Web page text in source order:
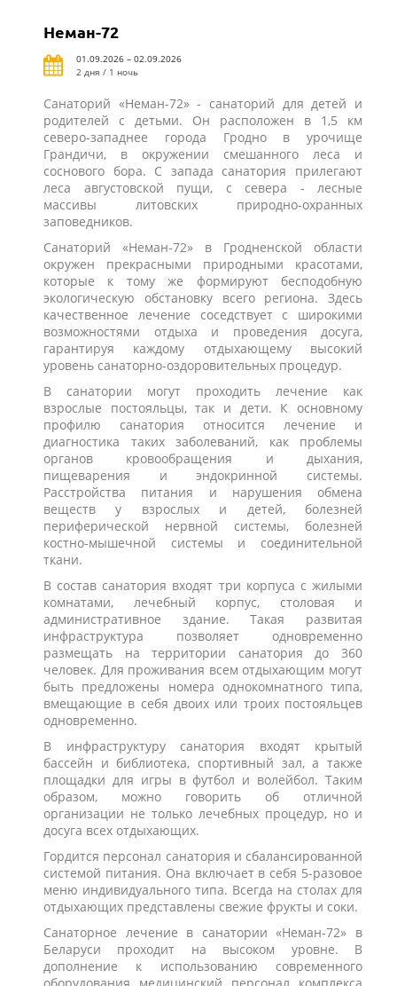
Неман-72
01.09.2026 – 02.09.2026
2 дня / 1 ночь
Санаторий «Неман-72» - санаторий для детей и
родителей с детьми. Он расположен в 1,5 км
северо-западнее города Гродно в урочище
Грандичи, в окружении смешанного леса и
соснового бора. С запада санатория прилегают
леса августовской пущи, с севера - лесные
массивы литовских природно-охранных
заповедников.
Санаторий «Неман-72» в Гродненской области
окружен прекрасными природными красотами,
которые к тому же формируют бесподобную
экологическую обстановку всего региона. Здесь
качественное лечение соседствует с широкими
возможностями отдыха и проведения досуга,
гарантируя каждому отдыхающему высокий
уровень санаторно-оздоровительных процедур.
В санатории могут проходить лечение как
взрослые постояльцы, так и дети. К основному
профилю санатория относится лечение и
диагностика таких заболеваний, как проблемы
органов кровообращения и дыхания,
пищеварения и эндокринной системы.
Расстройства питания и нарушения обмена
веществ у взрослых и детей, болезней
периферической нервной системы, болезней
костно-мышечной системы и соединительной
ткани.
В состав санатория входят три корпуса с жилыми
комнатами, лечебный корпус, столовая и
административное здание. Такая развитая
инфраструктура позволяет одновременно
размещать на территории санатория до 360
человек. Для проживания всем отдыхающим могут
быть предложены номера однокомнатного типа,
вмещающие в себя двоих или троих постояльцев
одновременно.
В инфраструктуру санатория входят крытый
бассейн и библиотека, спортивный зал, а также
площадки для игры в футбол и волейбол. Таким
образом, можно говорить об отличной
организации не только лечебных процедур, но и
досуга всех отдыхающих.
Гордится персонал санатория и сбалансированной
системой питания. Она включает в себя 5-разовое
меню индивидуального типа. Всегда на столах для
отдыхающих представлены свежие фрукты и соки.
Санаторное лечение в санатории «Неман-72» в
Беларуси проходит на высоком уровне. В
дополнение к использованию современного